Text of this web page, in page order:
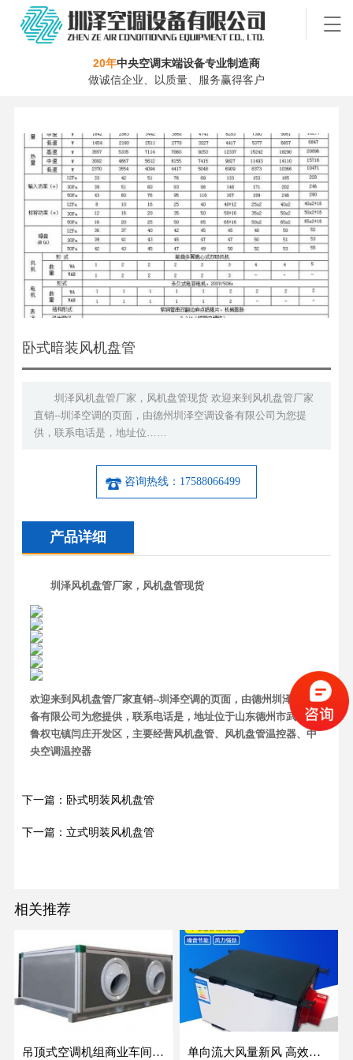
20年中央空调末端设备专业制造商
做诚信企业、以质量、服务赢得客户
卧式暗装风机盘管
圳泽风机盘管厂家，风机盘管现货 欢迎来到风机盘管厂家
直销--圳泽空调的页面，由德州圳泽空调设备有限公司为您提
供，联系电话是，地址位……
咨询热线：17588066499
产品详细
圳泽风机盘管厂家，风机盘管现货
欢迎来到风机盘管厂家直销--圳泽空调的页面，由德州圳泽空调设
备有限公司为您提供，联系电话是，地址位于山东德州市武城县
鲁权屯镇闫庄开发区，主要经营风机盘管、风机盘管温控器、中
央空调温控器
下一篇：卧式明装风机盘管
下一篇：立式明装风机盘管
相关推荐
吊顶式空调机组商业车间防爆新风空调器射流冷暖机组 单向流大风量新风 高效除霾全热交换新风机空气净化